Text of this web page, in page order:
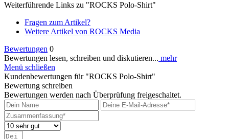
Weiterführende Links zu "ROCKS Polo-Shirt"
Fragen zum Artikel?
Weitere Artikel von ROCKS Media
Bewertungen 0
Bewertungen lesen, schreiben und diskutieren... mehr
Menü schließen
Kundenbewertungen für "ROCKS Polo-Shirt"
Bewertung schreiben
Bewertungen werden nach Überprüfung freigeschaltet.